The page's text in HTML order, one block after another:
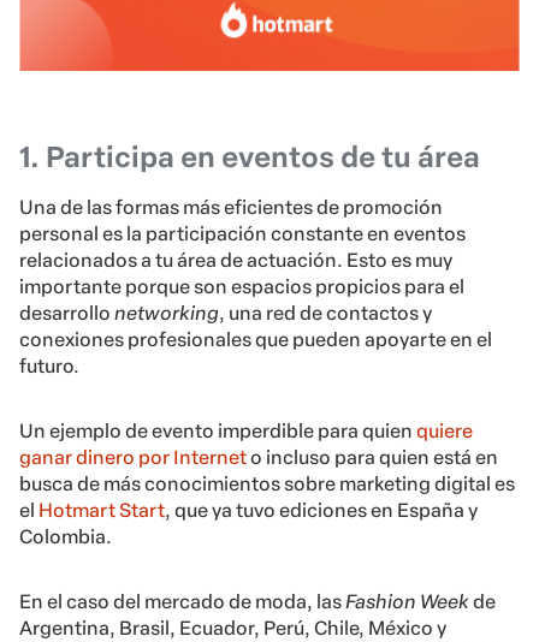
1. Participa en eventos de tu área
Una de las formas más eficientes de promoción
personal es la participación constante en eventos
relacionados a tu área de actuación. Esto es muy
importante porque son espacios propicios para el
desarrollo networking, una red de contactos y
conexiones profesionales que pueden apoyarte en el
futuro.
Un ejemplo de evento imperdible para quien quiere
ganar dinero por Interneto incluso para quien está en
busca de más conocimientos sobre marketing digital es
el Hotmart Start, que ya tuvo ediciones en España y
Colombia.
En el caso del mercado de moda, lasFashion Weekde
Argentina, Brasil, Ecuador, Perú, Chile, México y